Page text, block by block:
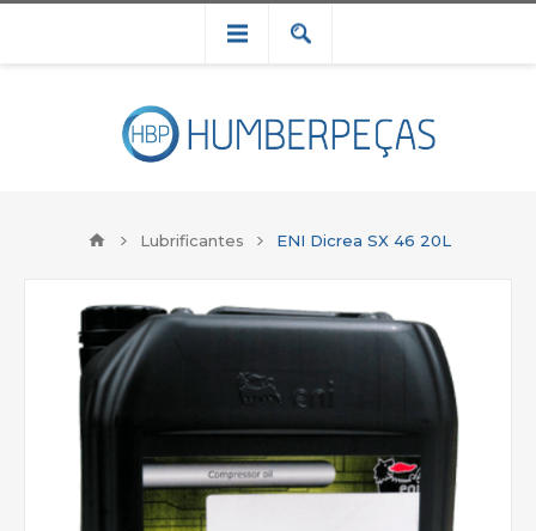
Lubrificantes ENI Dicrea SX 46 20L